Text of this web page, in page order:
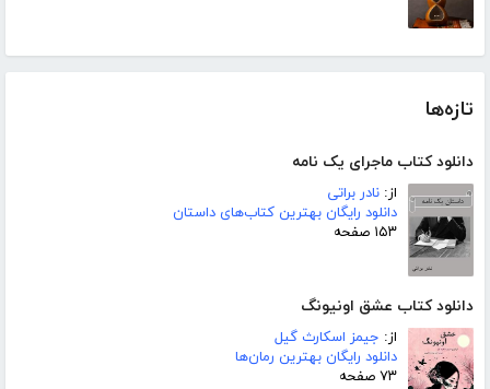
تازه‌ها
دانلود کتاب ماجرای یک نامه
از: نادر براتی
دانلود رایگان بهترین کتاب‌های داستان
۱۵۳ صفحه
دانلود کتاب عشق اونیونگ
از: جیمز اسکارث گیل
دانلود رایگان بهترین رمان‌ها
۷۳ صفحه